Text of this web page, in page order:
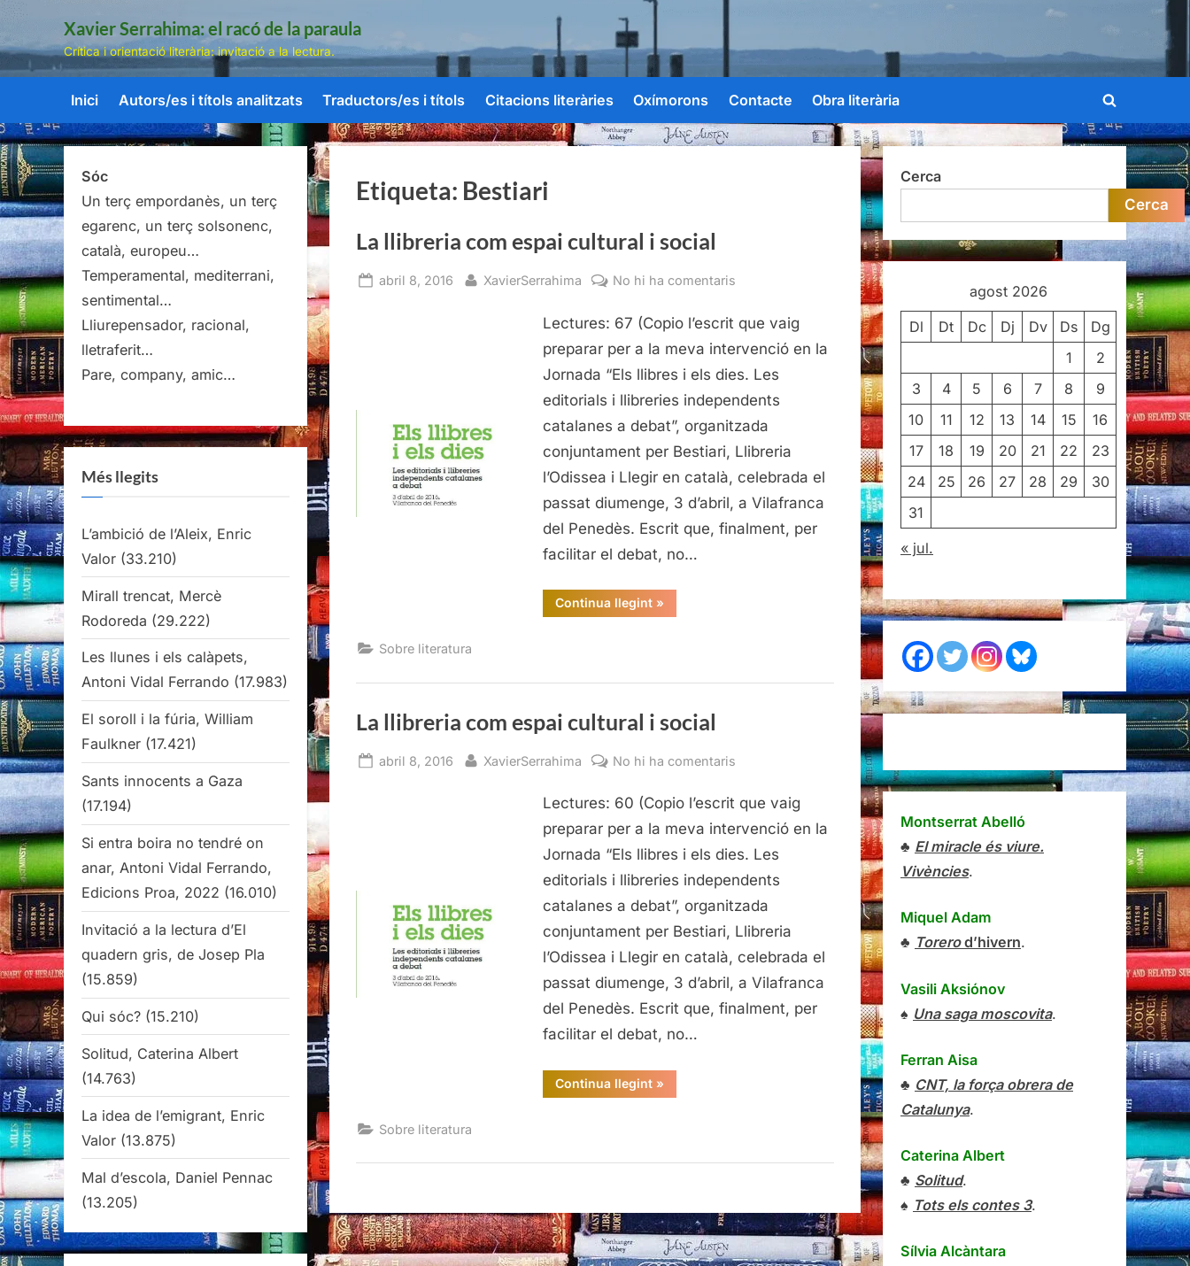
Skip
content
Xavier Serrahima: el racó de la paraula
Crítica i orientació literària: invitació a la lectura.
Inici Autors/es i títols analitzats Traductors/es i títols Citacions literàries Oxímorons Contacte Obra literària
Toggle
search
form
Etiqueta: Bestiari
La llibreria com espai cultural i social
Posted
abril 8, 2016 By
XavierSerrahima No hi ha comentaris
llibreria
com
espai
social
Lectures: 67 (Copio l’escrit que vaig
preparar per a la meva intervenció en la
Jornada “Els llibres i els dies. Les
editorials i llibreries independents
catalanes a debat”, organitzada
conjuntament per Bestiari, Llibreria
l’Odissea i Llegir en català, celebrada el
passat diumenge, 3 d’abril, a Vilafranca
del Penedès. Escrit que, finalment, per
facilitar el debat, no…
Continua llegint“La
llibreria
»
Sobre literatura
La llibreria com espai cultural i social
Posted
abril 8, 2016 By
XavierSerrahima No hi ha comentaris
llibreria
com
espai
cultural
social
Lectures: 60 (Copio l’escrit que vaig
preparar per a la meva intervenció en la
Jornada “Els llibres i els dies. Les
editorials i llibreries independents
catalanes a debat”, organitzada
conjuntament per Bestiari, Llibreria
l’Odissea i Llegir en català, celebrada el
passat diumenge, 3 d’abril, a Vilafranca
del Penedès. Escrit que, finalment, per
facilitar el debat, no…
Continua llegint“La
llibreria
»
Sobre literatura
Sóc
Un terç empordanès, un terç
egarenc, un terç solsonenc,
català, europeu…
Temperamental, mediterrani,
sentimental…
Lliurepensador, racional,
lletraferit…
Pare, company, amic…
Més llegits
L’ambició de l’Aleix, Enric
Valor (33.210)
Mirall trencat, Mercè
Rodoreda (29.222)
Les llunes i els calàpets,
Antoni Vidal Ferrando (17.983)
El soroll i la fúria, William
Faulkner (17.421)
Sants innocents a Gaza
(17.194)
Si entra boira no tendré on
anar, Antoni Vidal Ferrando,
Edicions Proa, 2022 (16.010)
Invitació a la lectura d’El
quadern gris, de Josep Pla
(15.859)
Qui sóc? (15.210)
Solitud, Caterina Albert
(14.763)
La idea de l’emigrant, Enric
Valor (13.875)
Mal d’escola, Daniel Pennac
(13.205)
Cerca
Cerca
agost 2026
Dl Dt Dc Dj Dv Ds
Dg
1
2
3
4 5 6 7 8
9
10
11 12 13 14 15
16
17
18 19 20 21 22
23
24
25 26 27 28 29
30
31
« jul.
Montserrat Abelló
♣ El miracle és viure.
Vivències.
Miquel Adam
♣ Torerod’hivern.
Vasili Aksiónov
♠ Una saga moscovita.
Ferran Aisa
♣ CNT, la força obrera de
Catalunya.
Caterina Albert
♣ Solitud.
♠ Tots els contes 3.
Sílvia Alcàntara